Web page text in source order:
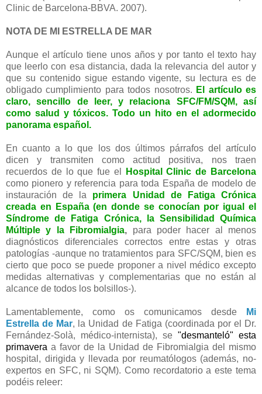
Clinic de Barcelona-BBVA. 2007).
NOTA DE MI ESTRELLA DE MAR
Aunque el artículo tiene unos años y por tanto el texto hay
que leerlo con esa distancia, dada la relevancia del autor y
que su contenido sigue estando vigente, su lectura es de
obligado cumplimiento para todos nosotros. El artículo es
claro, sencillo de leer, y relaciona SFC/FM/SQM, así
como salud y tóxicos. Todo un hito en el adormecido
panorama español.
En cuanto a lo que los dos últimos párrafos del artículo
dicen y transmiten como actitud positiva, nos traen
recuerdos de lo que fue el
Hospital Clinic de Barcelona
como pionero y referencia para toda España de modelo de
instauración de la primera Unidad de Fatiga Crónica
creada en España (en donde se conocían por igual el
Síndrome de Fatiga Crónica, la Sensibilidad Química
Múltiple y la Fibromialgia, para poder hacer al menos
diagnósticos diferenciales correctos entre estas y otras
patologías -aunque no tratamientos para SFC/SQM, bien es
cierto que poco se puede proponer a nivel médico excepto
medidas alternativas y complementarias que no están al
alcance de todos los bolsillos-).
Lamentablemente, como os comunicamos desde
Mi
Estrella de Mar, la Unidad de Fatiga (coordinada por el Dr.
Fernández-Solà, médico-internista), se "desmanteló" esta
primavera a favor de la Unidad de Fibromialgia del mismo
hospital, dirigida y llevada por reumatólogos (además, no-
expertos en SFC, ni SQM). Como recordatorio a este tema
podéis releer: